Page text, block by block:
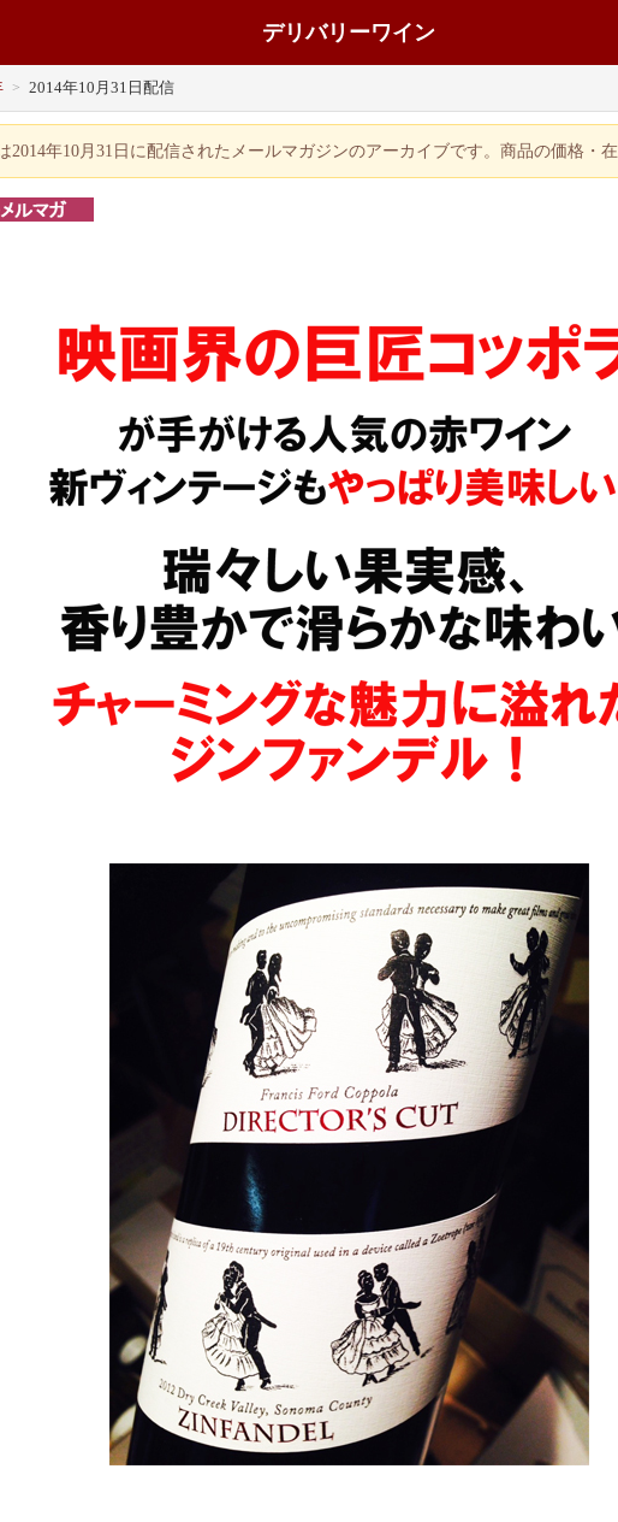
デリバリーワイン
> 2014年10月31日配信
2014年10月31日に配信されたメールマガジンのアーカイブです。商品の価格・